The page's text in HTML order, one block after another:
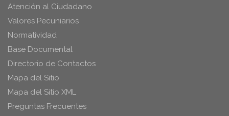
Atención al Ciudadano
Valores Pecuniarios
Normatividad
Base Documental
Directorio de Contactos
Mapa del Sitio
Mapa del Sitio XML
Preguntas Frecuentes